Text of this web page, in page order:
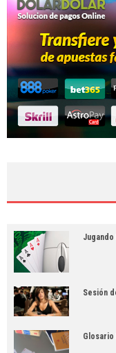
Sesión
Glosario